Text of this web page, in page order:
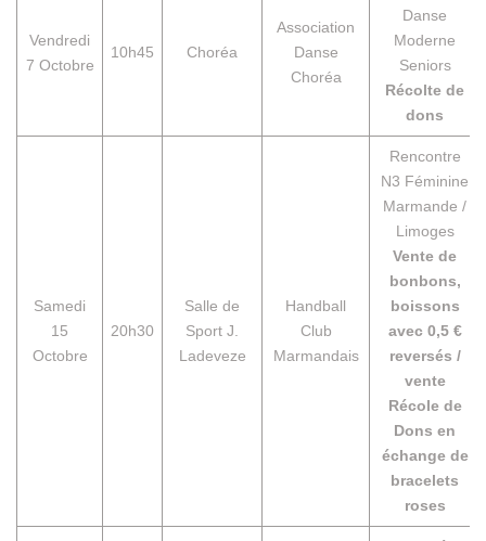
Vendredi
7 Octobre
10h45 Choréa
Association
Danse
Choréa
Danse
Moderne
Seniors
Récolte de
dons
Samedi
15
Octobre
20h30
Salle de
Sport J.
Ladeveze
Handball
Club
Marmandais
Rencontre
N3 Féminine
Marmande /
Limoges
Vente de
bonbons,
boissons
avec 0,5 €
reversés /
vente
Récole de
Dons en
échange de
bracelets
roses